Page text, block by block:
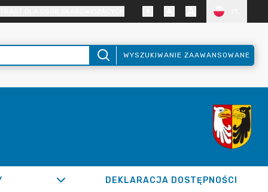
WYSZUKIWANIE ZAAWANSOWANE
DEKLARACJA DOSTĘPNOŚCI